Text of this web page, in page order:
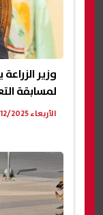
وزير
لمسابقة
الأربعاء 31/12/2025 05:44 م